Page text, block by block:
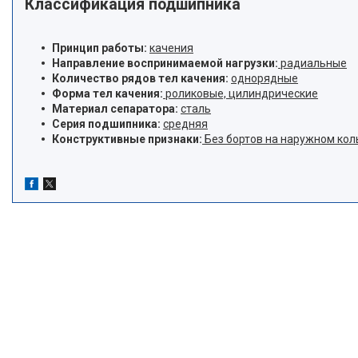
Классификация подшипника
Принцип работы: качения
Направление воспринимаемой нагрузки: радиальные
Количество рядов тел качения: однорядные
Форма тел качения: роликовые, цилиндрические
Материал сепаратора: сталь
Серия подшипника: средняя
Конструктивные признаки: Без бортов на наружном